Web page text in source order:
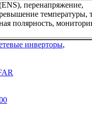
перенапряжение,
температуры,
полярность,
инверторы,